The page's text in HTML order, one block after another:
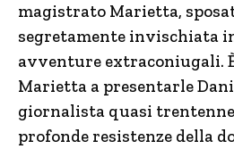
magistrato Marietta,
segretamente invischiata
avventure extraconiugali.
Marietta a presentarle
giornalista quasi
profonde resistenze della